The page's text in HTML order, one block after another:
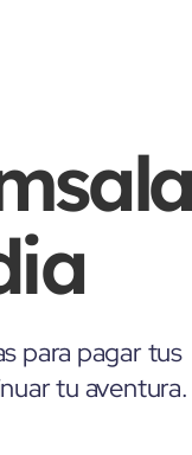
para pagar tus
tu aventura.